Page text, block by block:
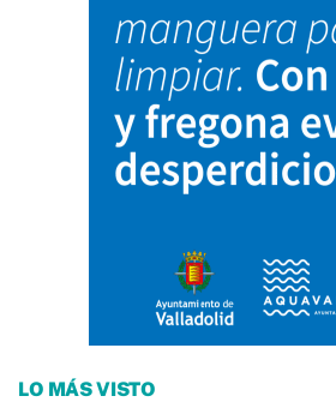
LO MÁS VISTO